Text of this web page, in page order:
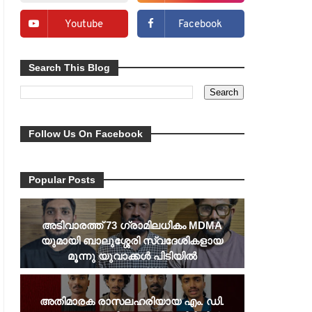
Youtube Facebook
Search This Blog
Follow Us On Facebook
Popular Posts
അടിവാരത്ത് 73 ഗ്രാമിലധികം MDMA
യുമായി ബാലുശ്ശേരി സ്വദേശികളായ
മൂന്നു യുവാക്കൾ പിടിയിൽ
അതിമാരക രാസലഹരിയായ എം. ഡി.